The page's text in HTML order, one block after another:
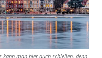
man hier auch schießen, denn so